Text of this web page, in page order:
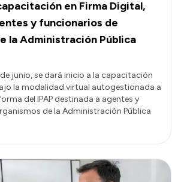
en Firma Digital,
y funcionarios de
la Administración Pública
junio, se dará inicio a la capacitación
la modalidad virtual autogestionada a
del IPAP destinada a agentes y
de la Administración Pública